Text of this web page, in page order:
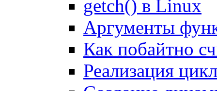
getch() в Linux
Аргументы
Как побайтно
Реализация